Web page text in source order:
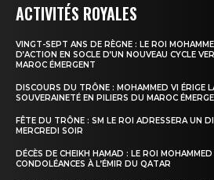
Insight
Nous contacter
Formules d’abonnement
ACTIVITÉS ROYALES
VINGT-SEPT ANS DE RÈGNE : LE ROI
D’ACTION EN SOCLE D’UN NOUVEAU CYCLE
MAROC ÉMERGENT
DISCOURS DU TRÔNE : MOHAMMED VI ÉRIGE
SOUVERAINETÉ EN PILIERS DU MAROC
FÊTE DU TRÔNE : SM LE ROI ADRESSERA UN
MERCREDI SOIR
DÉCÈS DE CHEIKH HAMAD : LE ROI MOHAMMED
CONDOLÉANCES À L’ÉMIR DU QATAR